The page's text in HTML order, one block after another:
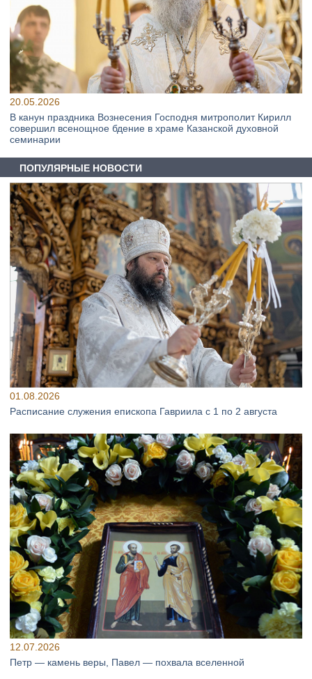
20.05.2026
В канун праздника Вознесения Господня митрополит Кирилл
совершил всенощное бдение в храме Казанской духовной
семинарии
ПОПУЛЯРНЫЕ НОВОСТИ
01.08.2026
Расписание служения епископа Гавриила с 1 по 2 августа
12.07.2026
Петр — камень веры, Павел — похвала вселенной